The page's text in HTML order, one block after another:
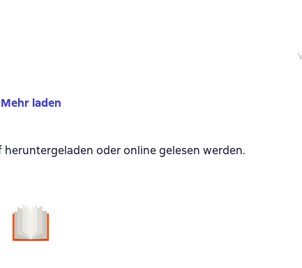
Mehr laden
oder online gelesen werden.